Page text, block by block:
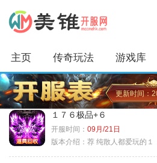
主页 传奇玩法 游戏库
更新时间：
１７６极品+６
开服时间： 09月/21日
版本介绍： 荐 纯散人都爱玩的１